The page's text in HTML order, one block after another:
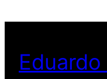
conteúdo